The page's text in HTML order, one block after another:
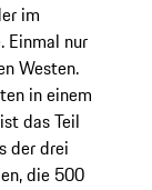
im
Einmal nur
Westen.
in einem
das Teil
der drei
die 500